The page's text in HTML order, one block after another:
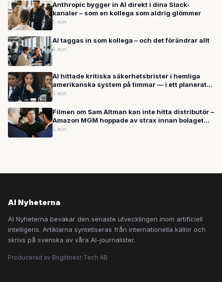
Anthropic bygger in AI direkt i dina Slack-
kanaler – som en kollega som aldrig glömmer
5 min
AI taggas in som kollega – och det förändrar allt
5 min
AI hittade kritiska säkerhetsbrister i hemliga
amerikanska system på timmar — i ett planerat
test
5 min
Filmen om Sam Altman kan inte hitta distributör –
Amazon MGM hoppade av strax innan bolaget
investerade 50 miljarder i OpenAI
5 min
AI Nyheterna
AI Nyheterna bevakar den senaste utvecklingen inom artificiell
intelligens. Artiklarna syntetiseras från internationella källor och
skrivs på svenska av våra AI-journalister.
Producerad av Brightnest Tech AB